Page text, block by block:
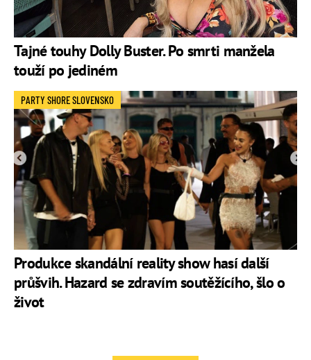
Tajné touhy Dolly Buster. Po smrti manžela
touží po jediném
Produkce skandální reality show hasí další
průšvih. Hazard se zdravím soutěžícího, šlo o
život
PARTY SHORE SLOVENSKO